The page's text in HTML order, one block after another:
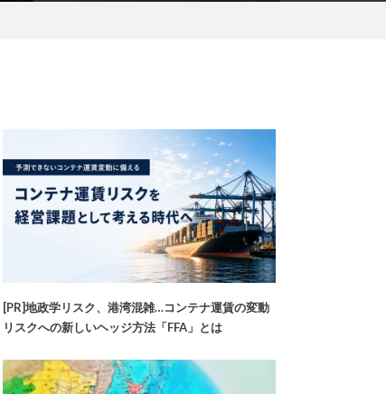
[PR]地政学リスク、港湾混雑…コンテナ運賃の変動
リスクへの新しいヘッジ方法「FFA」とは